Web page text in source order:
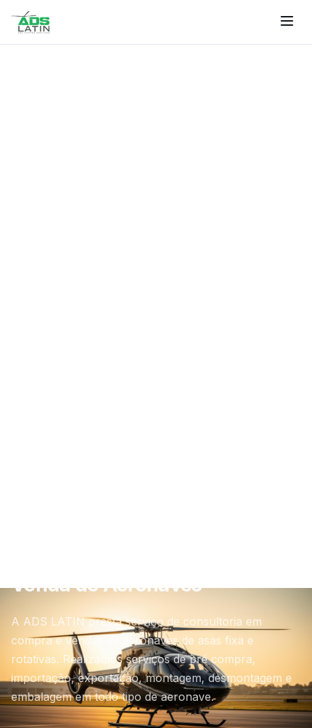
Venda de Aeronaves
A ADS LATIN presta serviço de consultoria em
compra e vendas de aeronaves de asas fixa e
rotativas. Realizamos serviços de pré compra,
importação, exportação, montagem, desmontagem e
embalagem em todo tipo de aeronave.